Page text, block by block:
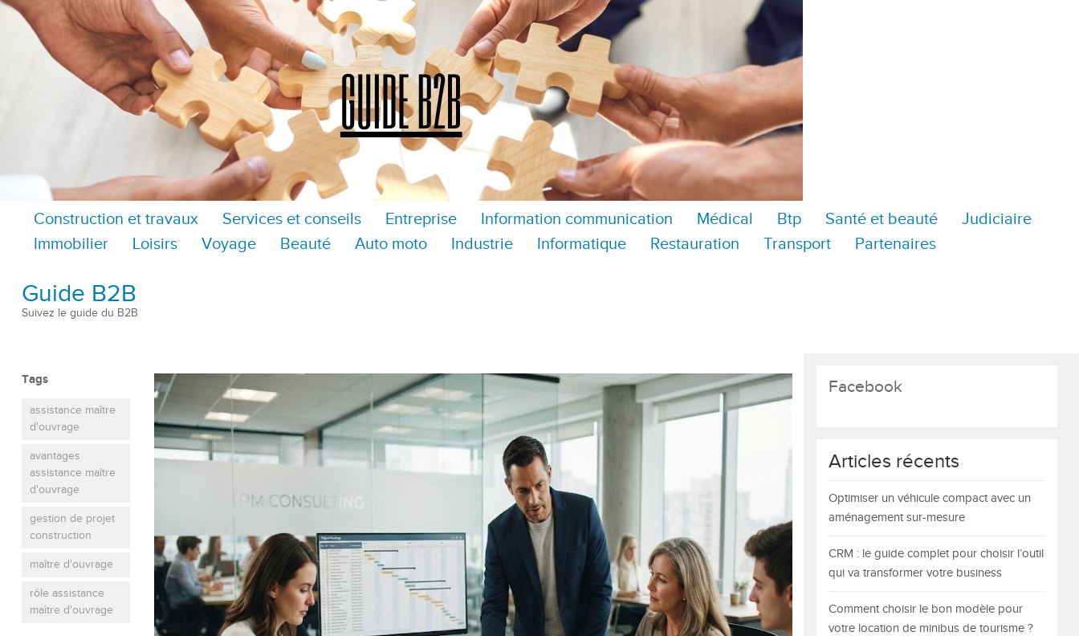
Construction et travaux Services et conseils Entreprise Information communication Médical Btp Santé et beauté
Judiciaire
Immobilier
Loisirs Voyage Beauté Auto moto Industrie Informatique Restauration Transport Partenaires
Guide B2B
Suivez le guide du B2B
Tags
assistance maître
d'ouvrage
avantages
assistance maître
d'ouvrage
gestion de projet
construction
maître d'ouvrage
rôle assistance
maître d'ouvrage
Facebook
Articles récents
Optimiser un véhicule compact avec un
aménagement sur-mesure
CRM : le guide complet pour choisir l’outil
qui va transformer votre business
Comment choisir le bon modèle pour
votre location de minibus de tourisme ?